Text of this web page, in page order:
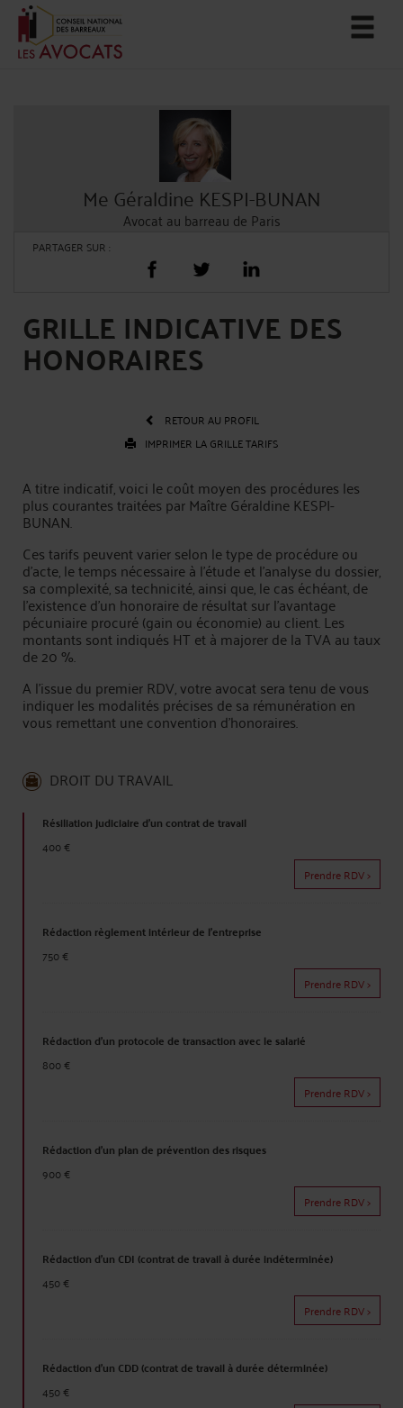
Me Géraldine KESPI-BUNAN
Avocat au barreau de Paris
PARTAGER SUR :
GRILLE INDICATIVE DES
HONORAIRES
RETOUR AU PROFIL
IMPRIMER LA GRILLE TARIFS
A titre indicatif, voici le coût moyen des procédures les
plus courantes traitées par Maître Géraldine KESPI-
BUNAN.
Ces tarifs peuvent varier selon le type de procédure ou
d'acte, le temps nécessaire à l'étude et l'analyse du dossier,
sa complexité, sa technicité, ainsi que, le cas échéant, de
l’existence d’un honoraire de résultat sur l’avantage
pécuniaire procuré (gain ou économie) au client. Les
montants sont indiqués HT et à majorer de la TVA au taux
de 20 %.
A l’issue du premier RDV, votre avocat sera tenu de vous
indiquer les modalités précises de sa rémunération en
vous remettant une convention d'honoraires.
DROIT DU TRAVAIL
Résiliation judiciaire d'un contrat de travail
400 €
Prendre RDV >
Rédaction règlement intérieur de l'entreprise
750 €
Prendre RDV >
Rédaction d'un protocole de transaction avec le salarié
800 €
Prendre RDV >
Rédaction d'un plan de prévention des risques
900 €
Prendre RDV >
Rédaction d'un CDI (contrat de travail à durée indéterminée)
450 €
Prendre RDV >
Rédaction d'un CDD (contrat de travail à durée déterminée)
450 €